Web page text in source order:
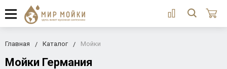
Главная Каталог Мойки
Мойки Германия